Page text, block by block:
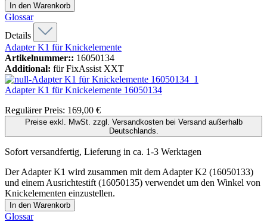
In den Warenkorb
Glossar
Details
Adapter K1 für Knickelemente
Artikelnummer:: 16050134
Additional: für FixAssist XXT
Adapter K1 für Knickelemente 16050134
Regulärer Preis: 169,00 €
Preise exkl. MwSt. zzgl. Versandkosten bei Versand außerhalb
Deutschlands.
Sofort versandfertig, Lieferung in ca. 1-3 Werktagen
Der Adapter K1 wird zusammen mit dem Adapter K2 (16050133)
und einem Ausrichtestift (16050135) verwendet um den Winkel von
Knickelementen einzustellen.
In den Warenkorb
Glossar